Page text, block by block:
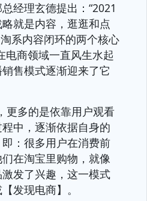
经理玄德提出：“2021
就是内容，逛逛和点
系内容闭环的两个核心
电商领域一直风生水起
售模式逐渐迎来了它
更多的是依靠用户观看
中，逐渐依据自身的
：很多用户在消费前
在淘宝里购物，就像
发了兴趣，这一模式
发现电商】。